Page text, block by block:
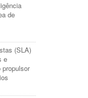
de
(SLA)
e